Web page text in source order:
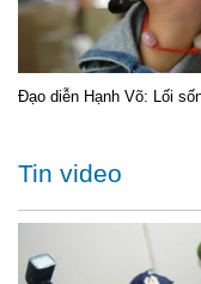
Đạo diễn Hạnh Võ: Lối
Tin video